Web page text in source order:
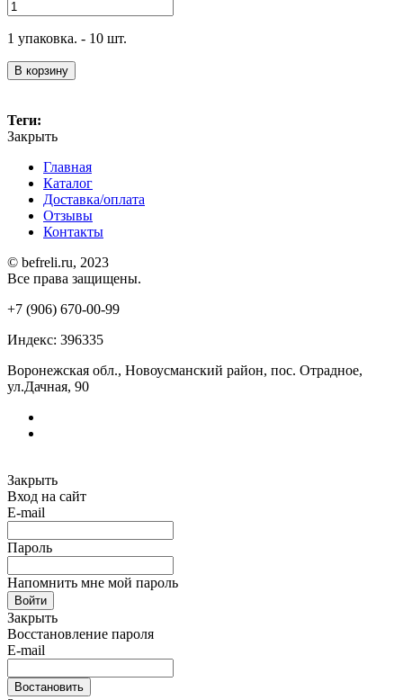
1 упаковка. - 10 шт.
В корзину
Теги:
Закрыть
Главная
Каталог
Доставка/оплата
Отзывы
Контакты
© befreli.ru, 2023
Все права защищены.
+7 (906) 670-00-99
Индекс: 396335
Воронежская обл., Новоусманский район, пос. Отрадное,
ул.Дачная, 90
Закрыть
Вход на сайт
E-mail
Пароль
Напомнить мне мой пароль
Войти
Закрыть
Восстановление пароля
E-mail
Востановить